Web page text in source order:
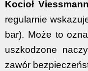
Kocioł
regularnie
bar). Może to
uszkodzone
zawór